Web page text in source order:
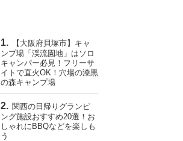
【大阪府貝塚市】キャ
ンプ場「渓流園地」はソロ
キャンパー必見！フリーサ
イトで直火OK！穴場の漆黒
の森キャンプ場
関西の日帰りグランピ
ング施設おすすめ20選！お
しゃれにBBQなどを楽しも
う